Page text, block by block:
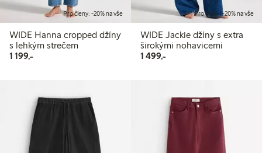
Pro členy: -20% na vše
WIDE Hanna cropped džíny
s lehkým strečem
1 199,-1 199,00 Kč
Pro členy: -20% na vše
WIDE Jackie džíny s extra
širokými nohavicemi
1 499,-1 499,00 Kč